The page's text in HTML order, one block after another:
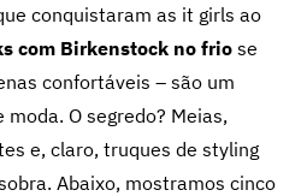
conquistaram as it girls ao
com Birkenstock no friose
confortáveis – são um
O segredo? Meias,
e, claro, truques de styling
Abaixo, mostramos cinco